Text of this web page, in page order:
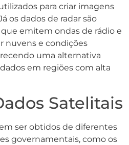
para criar imagens
os dados de radar são
emitem ondas de rádio e
nuvens e condições
uma alternativa
em regiões com alta
Satelitais
ser obtidos de diferentes
governamentais, como os